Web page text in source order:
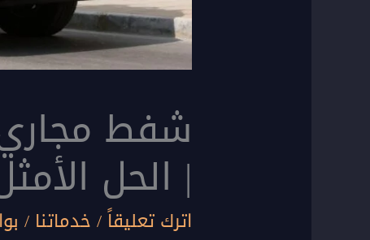
| الحل
اترك تعليقاً/خدماتنا /